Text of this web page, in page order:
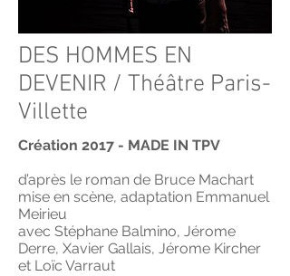
DES HOMMES EN
DEVENIR / Théâtre Paris-
Villette
Création 2017 - MADE IN TPV
d’après le roman de Bruce Machart
mise en scène, adaptation Emmanuel
Meirieu
avec Stéphane Balmino, Jérome
Derre, Xavier Gallais, Jérome Kircher
et Loïc Varraut